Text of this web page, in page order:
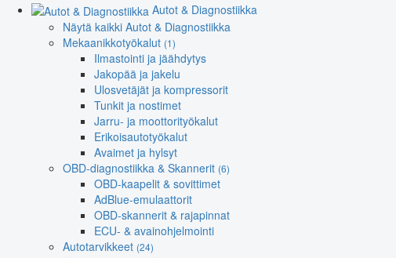
Autot & Diagnostiikka
Näytä kaikki Autot & Diagnostiikka
Mekaanikkotyökalut (1)
Ilmastointi ja jäähdytys
Jakopää ja jakelu
Ulosvetäjät ja kompressorit
Tunkit ja nostimet
Jarru- ja moottorityökalut
Erikoisautotyökalut
Avaimet ja hylsyt
OBD-diagnostiikka & Skannerit (6)
OBD-kaapelit & sovittimet
AdBlue-emulaattorit
OBD-skannerit & rajapinnat
ECU- & avainohjelmointi
Autotarvikkeet (24)